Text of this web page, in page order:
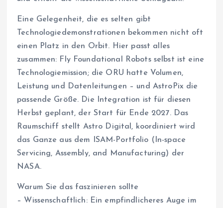
Eine Gelegenheit, die es selten gibt
Technologiedemonstrationen bekommen nicht oft
einen Platz in den Orbit. Hier passt alles
zusammen: Fly Foundational Robots selbst ist eine
Technologiemission; die ORU hatte Volumen,
Leistung und Datenleitungen – und AstroPix die
passende Größe. Die Integration ist für diesen
Herbst geplant, der Start für Ende 2027. Das
Raumschiff stellt Astro Digital, koordiniert wird
das Ganze aus dem ISAM-Portfolio (In-space
Servicing, Assembly, and Manufacturing) der
NASA.
Warum Sie das faszinieren sollte
– Wissenschaftlich: Ein empfindlicheres Auge im